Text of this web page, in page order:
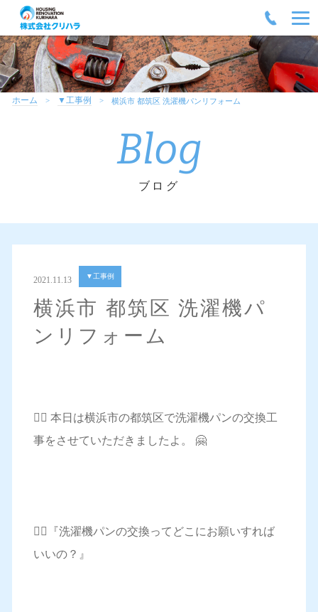
ホーム ▼工事例 横浜市 都筑区 洗濯機パンリフォーム
Blog
ブログ
2021.11.13 ▼工事例
横浜市 都筑区 洗濯機パ
ンリフォーム
💁‍♀️ 本日は横浜市の都筑区で洗濯機パンの交換工
事をさせていただきましたよ。 🤗
🤷‍♀️『洗濯機パンの交換ってどこにお願いすれば
いいの？』